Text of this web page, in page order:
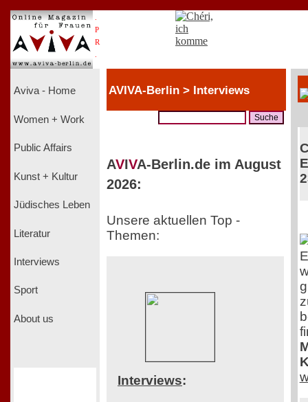
P
R
Aviva - Home
Women + Work
Public Affairs
Kunst + Kultur
Jüdisches Leben
Literatur
Interviews
Sport
About us
AVIVA-Berlin > Interviews
AVIVA-Berlin.de im August
2026:
Unsere aktuellen Top -
Themen:
Interviews: